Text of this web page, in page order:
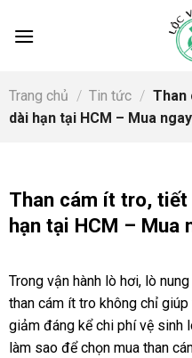
Trang chủ / Tin tức / Than
dài hạn tại HCM – Mua
Than cám ít tro, tiết
hạn tại HCM – Mua
Trong vận hành lò hơi, lò
than cám ít tro không chỉ
giảm đáng kể chi phí vệ sinh
làm sao để chọn mua than